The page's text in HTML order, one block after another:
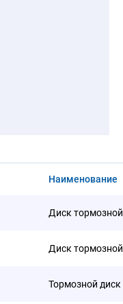
Наименование
Диск тормозной
Диск тормозной
Тормозной диск